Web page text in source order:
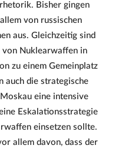
Bisher gingen
von russischen
aus. Gleichzeitig sind
von Nuklearwaffen in
zu einem Gemeinplatz
auch die strategische
eine intensive
Eskalationsstrategie
einsetzen sollte.
allem davon, dass der